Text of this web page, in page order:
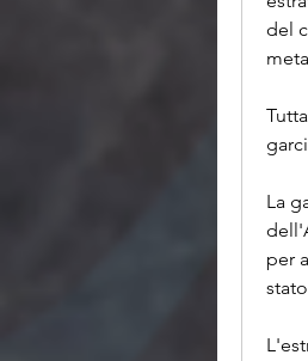
del
La
per